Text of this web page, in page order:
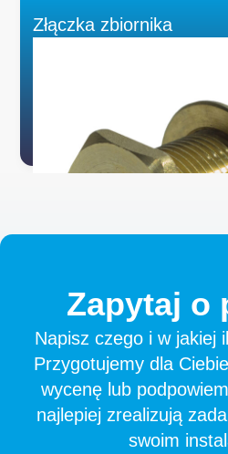
Złączka zbiornika
Zapytaj o
Napisz czego i w jakiej
Przygotujemy dla
wycenę lub
najlepiej zrealizują
swoim